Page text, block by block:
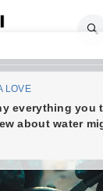
🔍
ndaj